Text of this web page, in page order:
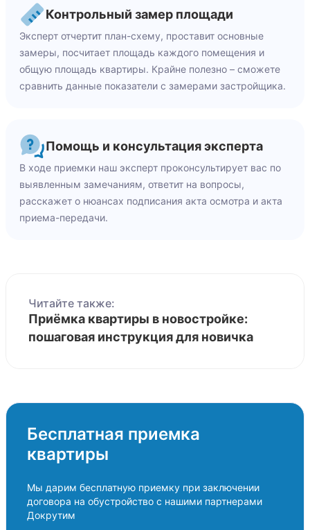
Контрольный замер площади
Эксперт отчертит план-схему, проставит основные
замеры, посчитает площадь каждого помещения и
общую площадь квартиры. Крайне полезно – сможете
сравнить данные показатели с замерами застройщика.
Помощь и консультация эксперта
В ходе приемки наш эксперт проконсультирует вас по
выявленным замечаниям, ответит на вопросы,
расскажет о нюансах подписания акта осмотра и акта
приема-передачи.
Читайте также:
Приёмка квартиры в новостройке:
пошаговая инструкция для новичка
Бесплатная приемка
квартиры
Мы дарим бесплатную приемку при заключении
договора на обустройство с нашими партнерами
Докрутим